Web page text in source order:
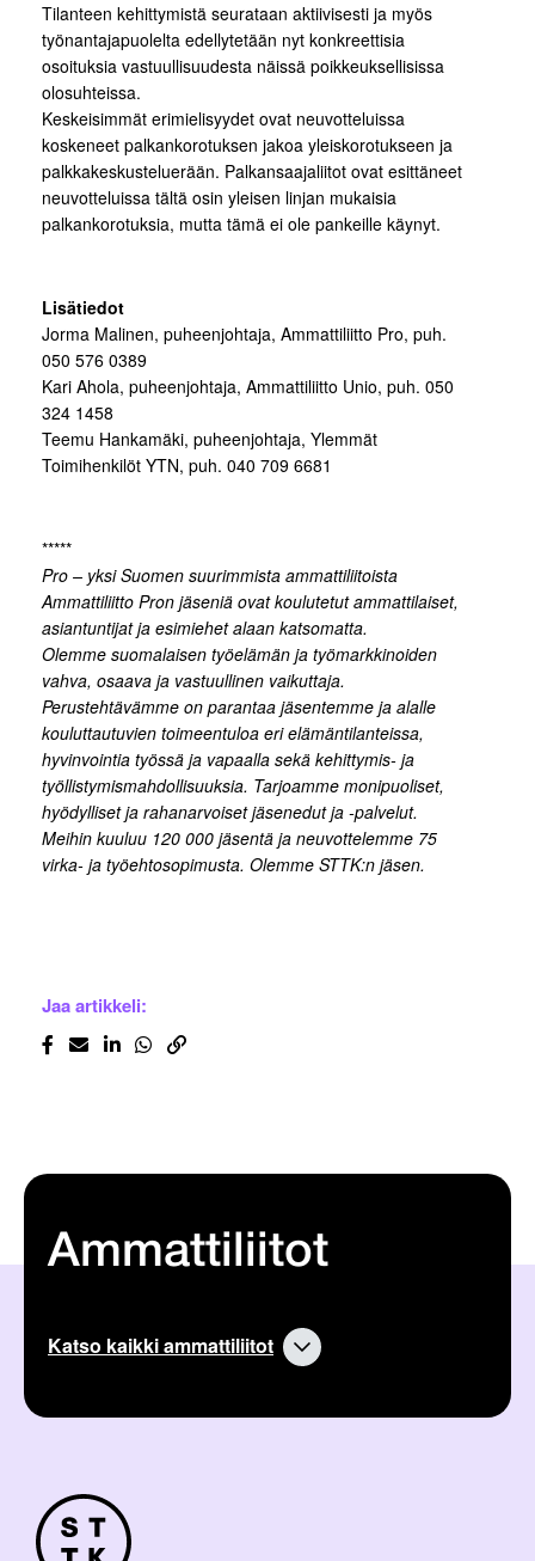
Tilanteen kehittymistä seurataan aktiivisesti ja myös
työnantajapuolelta edellytetään nyt konkreettisia
osoituksia vastuullisuudesta näissä poikkeuksellisissa
olosuhteissa.
Keskeisimmät erimielisyydet ovat neuvotteluissa
koskeneet palkankorotuksen jakoa yleiskorotukseen ja
palkkakeskusteluerään. Palkansaajaliitot ovat esittäneet
neuvotteluissa tältä osin yleisen linjan mukaisia
palkankorotuksia, mutta tämä ei ole pankeille käynyt.
Lisätiedot
Jorma Malinen, puheenjohtaja, Ammattiliitto Pro, puh.
050 576 0389
Kari Ahola, puheenjohtaja, Ammattiliitto Unio, puh. 050
324 1458
Teemu Hankamäki, puheenjohtaja, Ylemmät
Toimihenkilöt YTN, puh. 040 709 6681
*****
Pro – yksi Suomen suurimmista ammattiliitoista
Ammattiliitto Pron jäseniä ovat koulutetut ammattilaiset,
asiantuntijat ja esimiehet alaan katsomatta.
Olemme suomalaisen työelämän ja työmarkkinoiden
vahva, osaava ja vastuullinen vaikuttaja.
Perustehtävämme on parantaa jäsentemme ja alalle
kouluttautuvien toimeentuloa eri elämäntilanteissa,
hyvinvointia työssä ja vapaalla sekä kehittymis- ja
työllistymismahdollisuuksia. Tarjoamme monipuoliset,
hyödylliset ja rahanarvoiset jäsenedut ja -palvelut.
Meihin kuuluu 120 000 jäsentä ja neuvottelemme 75
virka- ja työehtosopimusta. Olemme STTK:n jäsen.
Jaa artikkeli:
Ammattiliitot
Katso kaikki ammattiliitot